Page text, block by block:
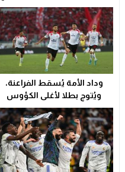
21:02 ولاية أمن وجدة
الأول
وداد الأمة يُسقط الفراعنة،
ويُتوج بطلا لأغلى الكؤوس
الافريقية